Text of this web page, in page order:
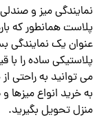
نمایندگی میز و
پلاست همانطور که
عنوان یک نمایندگی
پلاستیکی ساده را با
می توانید به راحتی
به خرید انواع میزها
منزل تحویل بگیرید.